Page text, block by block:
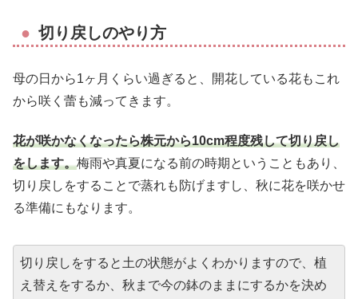
切り戻しのやり方
母の日から1ヶ月くらい過ぎると、開花している花もこれ
から咲く蕾も減ってきます。
花が咲かなくなったら株元から10cm程度残して切り戻し
をします。梅雨や真夏になる前の時期ということもあり、
切り戻しをすることで蒸れも防げますし、秋に花を咲かせ
る準備にもなります。
切り戻しをすると土の状態がよくわかりますので、植
え替えをするか、秋まで今の鉢のままにするかを決め